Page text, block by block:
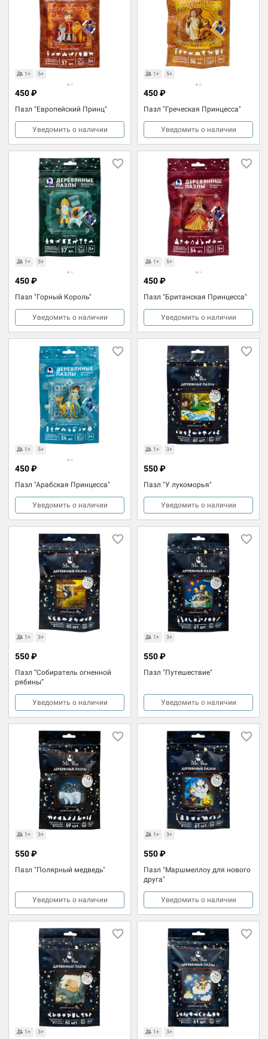
1+ 5+
Пазл "Европейский Принц"
450 ₽
Уведомить о наличии
1+ 5+
Пазл "Греческая Принцесса"
450 ₽
Уведомить о наличии
1+ 5+
Пазл "Горный Король"
450 ₽
Уведомить о наличии
1+ 5+
Пазл "Британская Принцесса"
450 ₽
Уведомить о наличии
1+ 5+
Пазл "Арабская Принцесса"
450 ₽
Уведомить о наличии
1+ 3+
Пазл "У лукоморья"
550 ₽
Уведомить о наличии
1+ 3+
Пазл “Собиратель огненной
рябины”
550 ₽
Уведомить о наличии
1+ 3+
Пазл "Путешествие"
550 ₽
Уведомить о наличии
1+ 3+
Пазл "Полярный медведь"
550 ₽
Уведомить о наличии
1+ 3+
Пазл "Маршмеллоу для нового
друга"
550 ₽
Уведомить о наличии
1+ 3+ 1+ 3+